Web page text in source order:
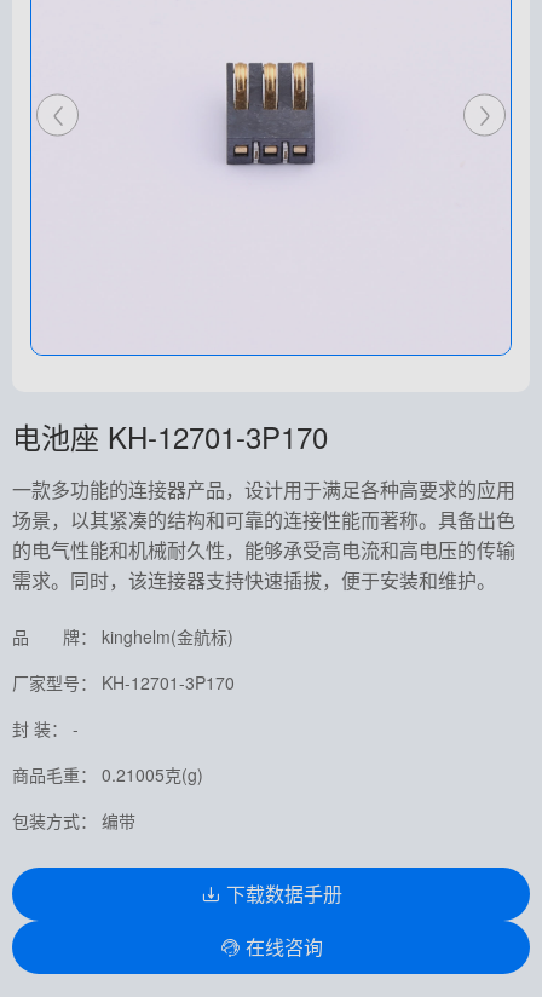
电池座 KH-12701-3P170
一款多功能的连接器产品，设计用于满足各种高要求的应用
场景，以其紧凑的结构和可靠的连接性能而著称。具备出色
的电气性能和机械耐久性，能够承受高电流和高电压的传输
需求。同时，该连接器支持快速插拔，便于安装和维护。
品 牌： kinghelm(金航标)
厂家型号： KH-12701-3P170
封 装： -
商品毛重： 0.21005克(g)
包装方式： 编带
下载数据手册
在线咨询